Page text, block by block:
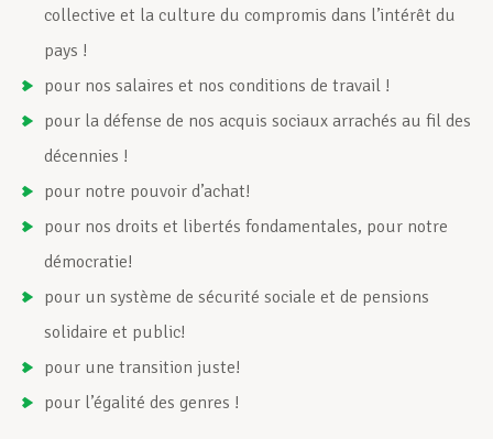
collective et la culture du compromis dans l’intérêt du
pays !
pour nos salaires et nos conditions de travail !
pour la défense de nos acquis sociaux arrachés au fil des
décennies !
pour notre pouvoir d’achat!
pour nos droits et libertés fondamentales, pour notre
démocratie!
pour un système de sécurité sociale et de pensions
solidaire et public!
pour une transition juste!
pour l’égalité des genres !